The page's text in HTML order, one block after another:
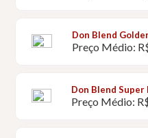
Don Blend
Preço Médio:
Don Blend Super
Preço Médio: